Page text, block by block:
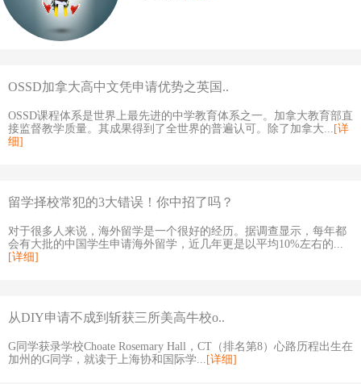
OSSD加拿大高中文凭申请优势之英国..
OSSD课程体系是世界上最先进的中学教育体系之一。加拿大教育部直
接监督教学质量。其成果得到了全世界的普遍认可。除了加拿大... [详
细]
留学择校常犯的3大错误！你中招了吗？
对于很多人来说，海外留学是一个很好的经历。据调查显示，每年都
会有大批的中国学生申请海外留学，近几年更是以平均10%左右的...
[详细]
从DIY申请不成到斩获三所美高牛校o..
G同学获录学校Choate Rosemary Hall，CT（排名第8）心路历程出生在
加州的G同学，就读于上海协和国际学... [详细]